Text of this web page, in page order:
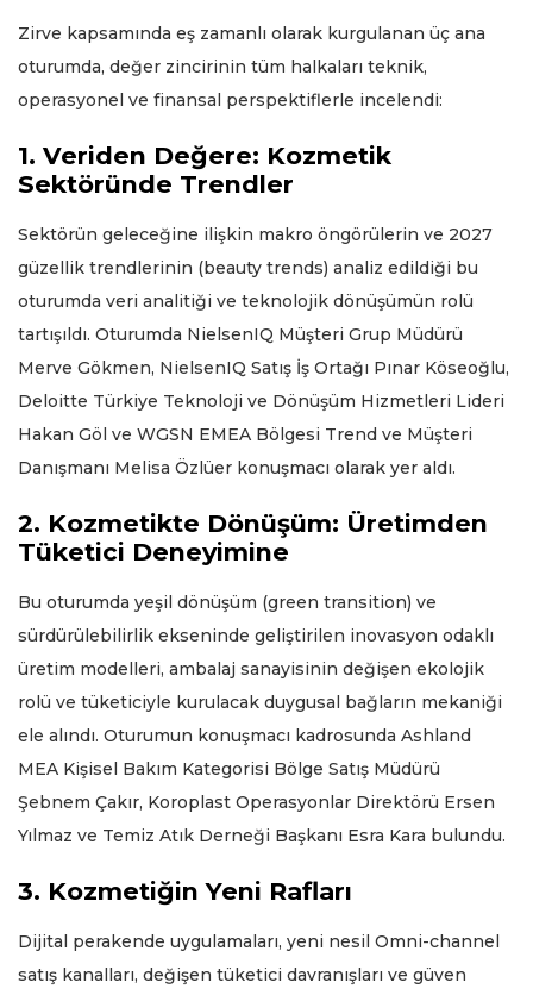
Zirve kapsamında eş zamanlı olarak kurgulanan üç ana
oturumda, değer zincirinin tüm halkaları teknik,
operasyonel ve finansal perspektiflerle incelendi:
1. Veriden Değere: Kozmetik
Sektöründe Trendler
Sektörün geleceğine ilişkin makro öngörülerin ve 2027
güzellik trendlerinin (beauty trends) analiz edildiği bu
oturumda veri analitiği ve teknolojik dönüşümün rolü
tartışıldı. Oturumda NielsenIQ Müşteri Grup Müdürü
Merve Gökmen, NielsenIQ Satış İş Ortağı Pınar Köseoğlu,
Deloitte Türkiye Teknoloji ve Dönüşüm Hizmetleri Lideri
Hakan Göl ve WGSN EMEA Bölgesi Trend ve Müşteri
Danışmanı Melisa Özlüer konuşmacı olarak yer aldı.
2. Kozmetikte Dönüşüm: Üretimden
Tüketici Deneyimine
Bu oturumda yeşil dönüşüm (green transition) ve
sürdürülebilirlik ekseninde geliştirilen inovasyon odaklı
üretim modelleri, ambalaj sanayisinin değişen ekolojik
rolü ve tüketiciyle kurulacak duygusal bağların mekaniği
ele alındı. Oturumun konuşmacı kadrosunda Ashland
MEA Kişisel Bakım Kategorisi Bölge Satış Müdürü
Şebnem Çakır, Koroplast Operasyonlar Direktörü Ersen
Yılmaz ve Temiz Atık Derneği Başkanı Esra Kara bulundu.
3. Kozmetiğin Yeni Rafları
Dijital perakende uygulamaları, yeni nesil Omni-channel
satış kanalları, değişen tüketici davranışları ve güven